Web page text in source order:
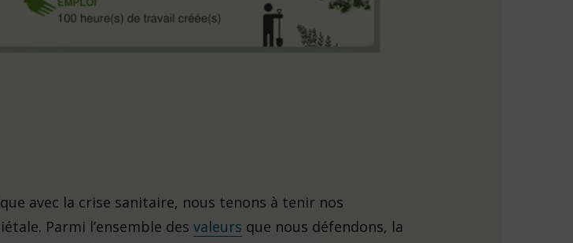
avec la crise sanitaire, nous tenons à tenir nos
Parmi l’ensemble des valeurs que nous défendons, la